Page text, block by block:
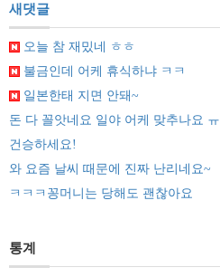
새댓글
오늘 참 재밌네 ㅎㅎ
불금인데 어케 휴식하냐 ㅋㅋ
일본한태 지면 안돼~
돈 다 꼴앗네요 일야 어케 맞추나요 ㅠ
건승하세요!
와 요즘 날씨 때문에 진짜 난리네요~
ㅋㅋㅋ꽁머니는 당해도 괜찮아요
통계